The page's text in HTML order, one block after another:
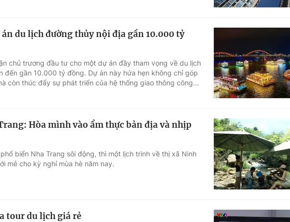
du lịch đường thủy nội địa gần 10.000 tỷ
chủ trương đầu tư cho một dự án đầy tham vọng về du lịch
gần 10.000 tỷ đồng. Dự án này hứa hẹn không chỉ góp
còn thúc đẩy sự phát triển của hệ thống giao thông công...
Hòa mình vào ẩm thực bản địa và nhịp
biển Nha Trang sôi động, thì một lịch trình về thị xã Ninh
mẻ cho kỳ nghỉ mùa hè năm nay.
tour du lịch giá rẻ